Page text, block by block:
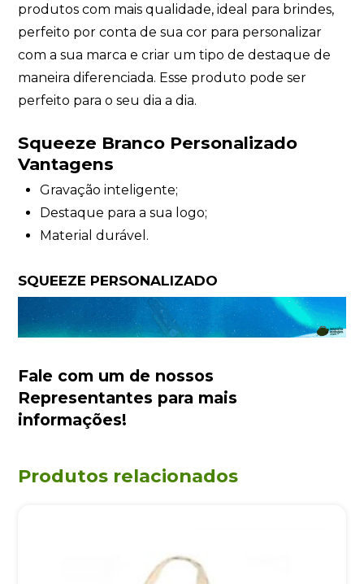
produtos com mais qualidade, ideal para brindes,
perfeito por conta de sua cor para personalizar
com a sua marca e criar um tipo de destaque de
maneira diferenciada. Esse produto pode ser
perfeito para o seu dia a dia.
Squeeze Branco Personalizado
Vantagens
Gravação inteligente;
Destaque para a sua logo;
Material durável.
SQUEEZE PERSONALIZADO
Fale com um de nossos
Representantes para mais
informações!
Produtos relacionados